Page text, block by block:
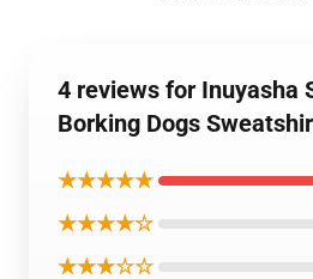
4 reviews for Inuyasha
Borking Dogs
★★★★★
★★★★☆
★★★☆☆